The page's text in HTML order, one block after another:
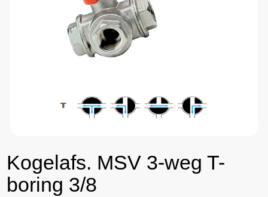
Kogelafs. MSV 3-weg T-
boring 3/8